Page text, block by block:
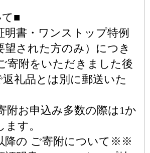
■
明書・ワンストップ特例
望された方のみ）につき
寄附をいただきました後
返礼品とは別に郵送いた
附お申込み多数の際は1か
す。
降の ご寄附について※※